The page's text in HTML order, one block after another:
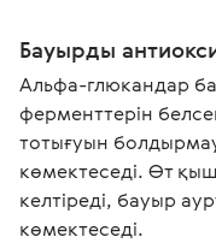
Бауырды
Альфа-глюкандар
ферменттерін
тотығуын
көмектеседі. Өт
келтіреді, бауыр
көмектеседі.